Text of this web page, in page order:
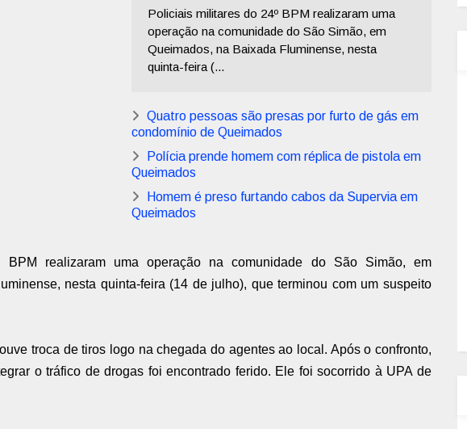
Policiais militares do 24º BPM realizaram uma
operação na comunidade do São Simão, em
Queimados, na Baixada Fluminense, nesta
quinta-feira (...
Quatro pessoas são presas por furto de gás em
condomínio de Queimados
Polícia prende homem com réplica de pistola em
Queimados
Homem é preso furtando cabos da Supervia em
Queimados
BPM realizaram uma operação na comunidade do São Simão, em
nesta quinta-feira (14 de julho), que terminou com um suspeito
troca de tiros logo na chegada do agentes ao local. Após o confronto,
o tráfico de drogas foi encontrado ferido. Ele foi socorrido à UPA de